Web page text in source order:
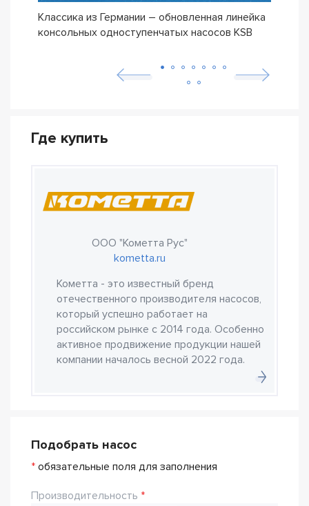
Классика из Германии – обновленная линейка
консольных одноступенчатых насосов KSB
Где купить
ООО "Кометта Рус"
kometta.ru
Кометта - это известный бренд
отечественного производителя насосов,
который успешно работает на
российском рынке с 2014 года. Особенно
активное продвижение продукции нашей
компании началось весной 2022 года.
Подобрать насос
* обязательные поля для заполнения
Производительность